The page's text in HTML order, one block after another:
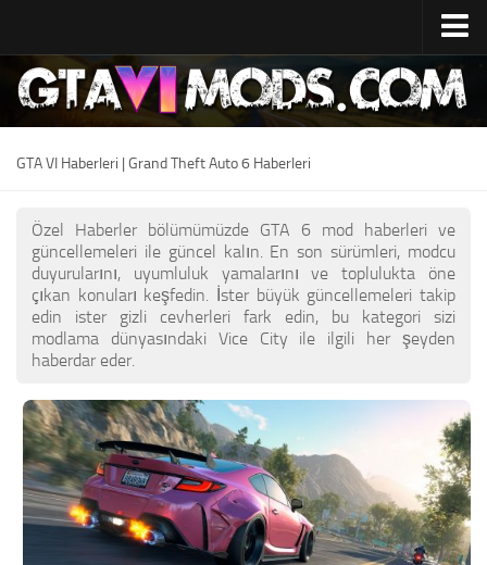
Ev
Çıkış Tarihi
Sistem Özellikleri
GTA 6 Harita
Konumlar
Karakterler
Lucia
Jason
Haberler
GTA 6 Wiki
TR
GTA VI Haberleri | Grand Theft Auto 6 Haberleri
Özel Haberler bölümümüzde GTA 6 mod haberleri ve
güncellemeleri ile güncel kalın. En son sürümleri, modcu
duyurularını, uyumluluk yamalarını ve toplulukta öne
çıkan konuları keşfedin. İster büyük güncellemeleri takip
edin ister gizli cevherleri fark edin, bu kategori sizi
modlama dünyasındaki Vice City ile ilgili her şeyden
haberdar eder.